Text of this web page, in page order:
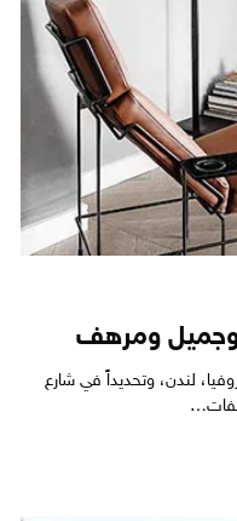
ومرهف
لندن، وتحديداً في شارع